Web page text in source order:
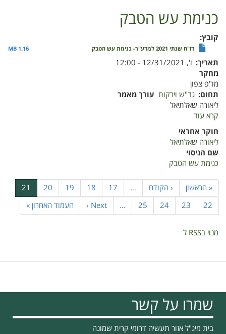
כנימת עש הטבק
קובץ
דו"ח שנתי 2021 למדע"ר- כנימת עש הטבק 1.16 MB
תאריך ו', 12/31/2021 - 12:00
מחקר
מו"פ צפון
תחום גד"ש וירקות עורך מאמר
ליאורה שאלתיאל
קרא עוד
עש
הטבק
חוקר אחראי
ליאורה שאלתיאל
שם הניסוי
כנימת עש הטבק
דפדוף
דף
ראשון
« הראשון
הדף
הקודם
‹ הקודם … דף
17 דף
18 דף
19 דף
20
דף
נוכחי
21
דף
22 דף
23 דף
24 דף
25
…
הדף
הבא
Next ›
הדף
האחרון
העמוד האחרון »
מנוי בRSS ל
שמרו על קשר
בית מיג"ל אזור תעשיה דרומי קרית שמונה